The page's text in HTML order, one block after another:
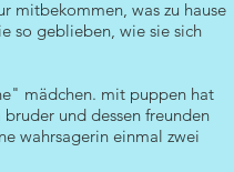
mitbekommen, was zu hause
so geblieben, wie sie sich
mädchen. mit puppen hat
und dessen freunden
wahrsagerin einmal zwei